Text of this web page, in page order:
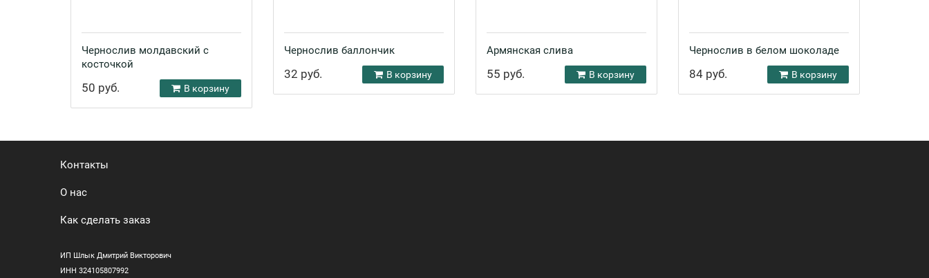
Чернослив молдавский с
косточкой
50 руб. В корзину
Чернослив баллончик
32 руб. В корзину
Армянская слива
55 руб. В корзину
Чернослив в белом шоколаде
84 руб. В корзину
Контакты
О нас
Как сделать заказ
ИП Шлык Дмитрий Викторович
ИНН 324105807992